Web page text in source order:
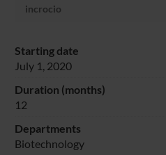
incrocio
Starting date
July 1, 2020
Duration (months)
12
Departments
Biotechnology